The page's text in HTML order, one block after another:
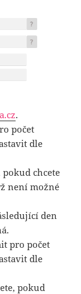
.
počet
dle
pokud chcete
není možné
den
pro počet
dle
pokud